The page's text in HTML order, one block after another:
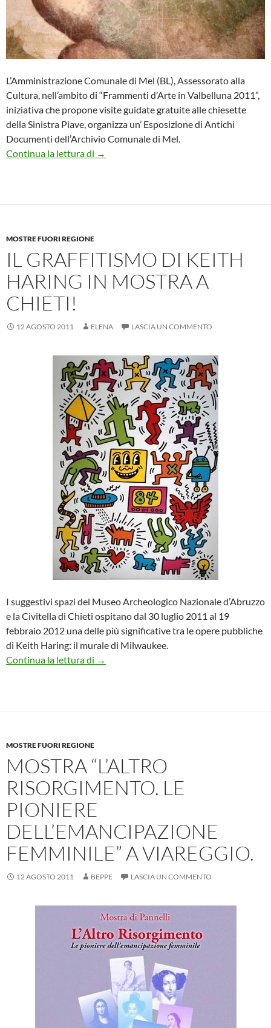
L’Amministrazione Comunale di Mel (BL), Assessorato alla
Cultura, nell’ambito di “Frammenti d’Arte in Valbelluna 2011”,
iniziativa che propone visite guidate gratuite alle chiesette
della Sinistra Piave, organizza un’ Esposizione di Antichi
Documenti dell’Archivio Comunale di Mel.
Continua la lettura di Esposizione di Antichi Documenti
→
MOSTRE FUORI REGIONE
IL GRAFFITISMO DI KEITH
HARING IN MOSTRA A
CHIETI!
12 AGOSTO 2011 ELENA LASCIA UN COMMENTO
I suggestivi spazi del Museo Archeologico Nazionale d’Abruzzo
e la Civitella di Chieti ospitano dal 30 luglio 2011 al 19
febbraio 2012 una delle più significative tra le opere pubbliche
di Keith Haring: il murale di Milwaukee.
Continua la lettura di Il graffitismo di Keith Haring in mostra a
→
MOSTRE FUORI REGIONE
MOSTRA “L’ALTRO
RISORGIMENTO. LE
PIONIERE
DELL’EMANCIPAZIONE
FEMMINILE” A VIAREGGIO.
12 AGOSTO 2011 BEPPE LASCIA UN COMMENTO